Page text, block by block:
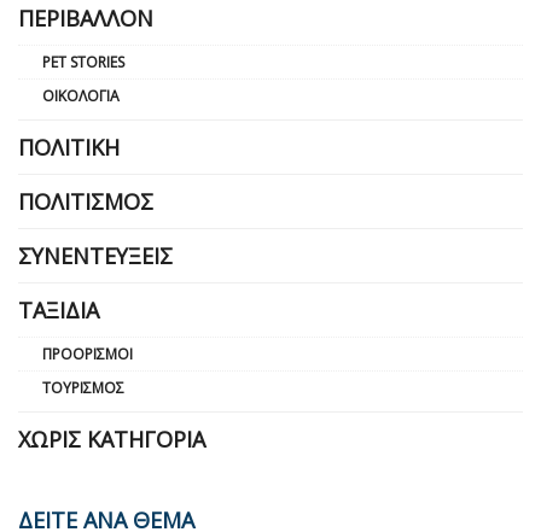
ΠΕΡΙΒΆΛΛΟΝ
PET STORIES
ΟΙΚΟΛΟΓΊΑ
ΠΟΛΙΤΙΚΉ
ΠΟΛΙΤΙΣΜΌΣ
ΣΥΝΕΝΤΕΎΞΕΙΣ
ΤΑΞΊΔΙΑ
ΠΡΟΟΡΙΣΜΟΊ
ΤΟΥΡΙΣΜΌΣ
ΧΩΡΊΣ ΚΑΤΗΓΟΡΊΑ
ΔΕΙΤΕ ΑΝΑ ΘΕΜΑ